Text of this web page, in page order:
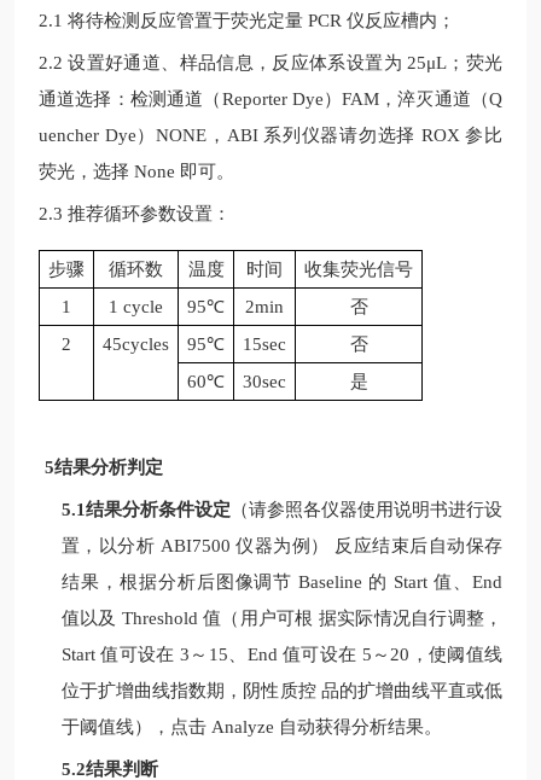
2.1 将待检测反应管置于荧光定量 PCR 仪反应槽内；
2.2 设置好通道、样品信息，反应体系设置为 25μL ；荧光
通道选择：检测通道（Reporter Dye） FAM，淬灭通道（Q
uencher Dye）NONE ， ABI 系列仪器请勿选择 ROX参比
荧光，选择 None 即可。
2.3 推荐循环参数设置：
步骤 循环数 温度 时间
收集荧光信号
1
1 cycle 95℃ 2min
否
2
45cycles 95℃ 15sec
否
60℃
30sec 是
5结果分析判定
5.1结果分析条件设定 （请参照各仪器使用说明书进行设
置，以分析 ABI7500仪器为例）
反应结束后自动保存
结果，根据分析后图像调节Baseline 的 Start值、End
值以及 Threshold值（用户可根 据实际情况自行调整，
Start值可设在 3 ～ 15 End 值可设在 5 ～ 20 ，使阈值线
位于扩增曲线指数期，阴性质控品的扩增曲线平直或低
于阈值线），点击 Analyze 自动获得分析结果。
5.2结果判断